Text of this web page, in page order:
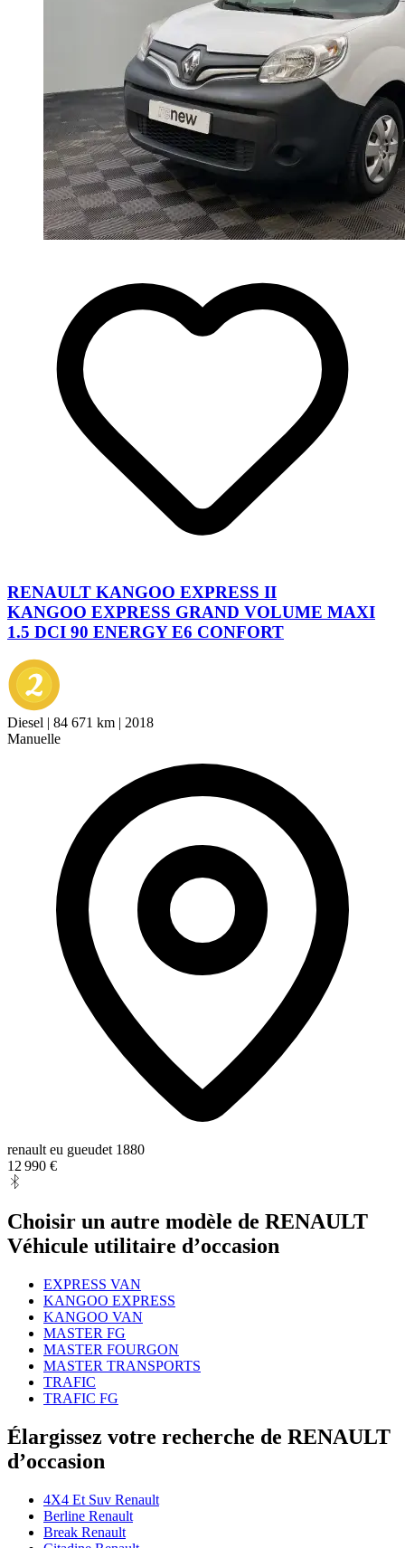
RENAULT KANGOO EXPRESS II
KANGOO EXPRESS GRAND VOLUME MAXI
1.5 DCI 90 ENERGY E6 CONFORT
Diesel | 84 671 km | 2018
Manuelle
renault eu gueudet 1880
12 990 €
Choisir un autre modèle de RENAULT
Véhicule utilitaire d’occasion
EXPRESS VAN
KANGOO EXPRESS
KANGOO VAN
MASTER FG
MASTER FOURGON
MASTER TRANSPORTS
TRAFIC
TRAFIC FG
Élargissez votre recherche de RENAULT
d’occasion
4X4 Et Suv Renault
Berline Renault
Break Renault